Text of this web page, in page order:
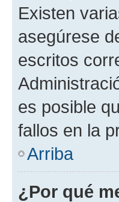
Existen
asegúrese
escritos
es posible
fallos en la
Arriba
¿Por qué